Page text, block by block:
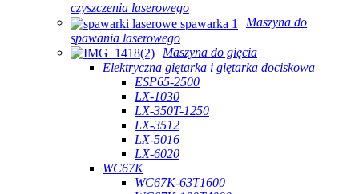
czyszczenia laserowego
Maszyna do
spawania laserowego
Maszyna do gięcia
Elektryczna giętarka i giętarka dociskowa
ESP65-2500
LX-1030
LX-350T-1250
LX-3512
LX-5016
LX-6020
WC67K
WC67K-63T1600